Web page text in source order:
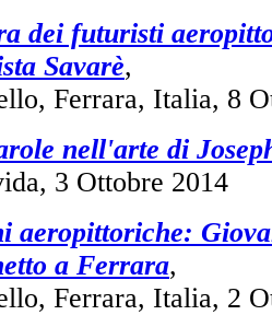
dei futuristi
Savarè,
Ferrara, Italia, 8
nell'arte di
3 Ottobre 2014
aeropittoriche:
a Ferrara,
Ferrara, Italia, 2